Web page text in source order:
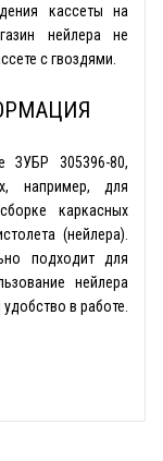
кассеты на
нейлера не
с гвоздями.
ЗУБР 305396-80,
например, для
каркасных
(нейлера).
подходит для
нейлера
в работе.